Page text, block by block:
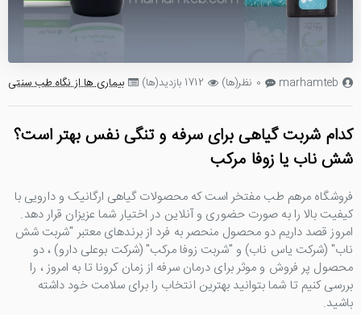
marhamteb 0 نظر(ها) 1712 بازدید(ها) بیماری ها از نگاه طب سنتی
کدام شربت گیاهی برای سرفه و تنگی نفس بهتر است؟
شش ناب یا زوفا مرکب
فروشگاه مرهم طب مفتخر است که محصولات گیاهی ارگانیک و دارویی با
کیفیت بالا را به صورت حضوری و آنلاین در اختیار شما عزیزان قرار دهد.
امروز قصد داریم دو محصول منحصر به فرد از برندهای معتبر "شربت شش
ناب" (شرکت یاس ناب) و "شربت زوفا مرکب" (شرکت بوعلی دارو) ، دو
محصول پر فروش و موثر برای درمان سرفه از زمان کرونا تا به امروز ، را
بررسی کنیم تا شما بتوانید بهترین انتخاب را برای سلامت خود داشته
باشید.